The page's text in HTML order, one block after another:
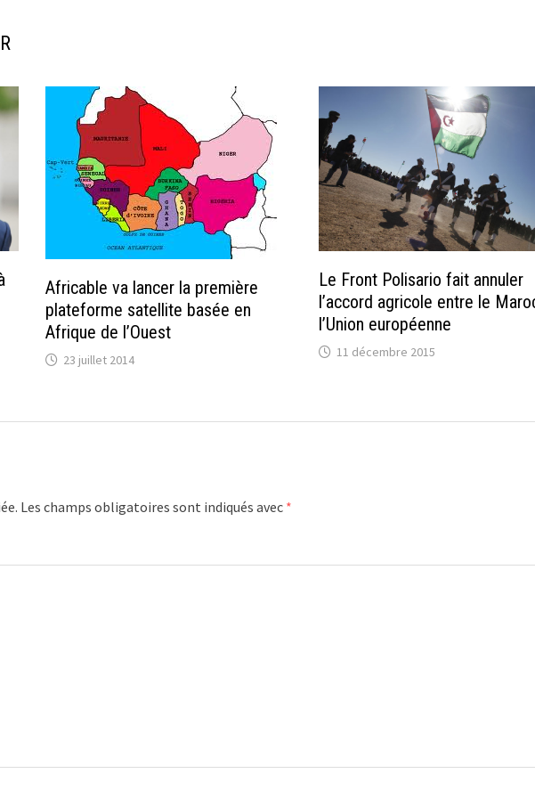
Africable va lancer la première
plateforme satellite basée en
Afrique de l’Ouest
23 juillet 2014
Le Front Polisario fait annuler
l’accord agricole entre le
l’Union européenne
11 décembre 2015
Les champs obligatoires sont indiqués avec *